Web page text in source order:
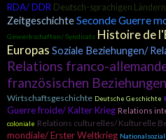
i
v
e
s
RDA/ DDR Deutsch-sprachigen Ländern
ZeitgeschichteSeconde Guerre
Gewerkschaften/ Syndicats Histoire de
Europas Soziale Beziehungen/
Relations franco-
französischen Beziehungen
Wirtschaftsgeschichte Deutsche Geschichte
Guerre froide/ Kalter Krieg Relations
coloniale Relations culturelles/ Kulturelle
mondiale/ Erster Weltkrieg